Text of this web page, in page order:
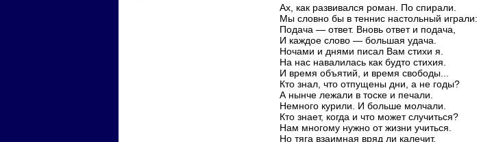
Ах, как развивался роман. По спирали.
Мы словно бы в теннис настольный играли:
Подача — ответ. Вновь ответ и подача,
И каждое слово — большая удача.
Ночами и днями писал Вам стихи я.
На нас навалилась как будто стихия.
И время объятий, и время свободы...
Кто знал, что отпущены дни, а не годы?
А нынче лежали в тоске и печали.
Немного курили. И больше молчали.
Кто знает, когда и что может случиться?
Нам многому нужно от жизни учиться.
Но тяга взаимная вряд ли калечит.